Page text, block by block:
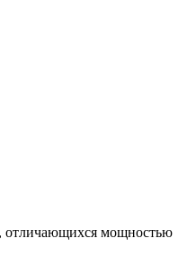
отличающихся мощностью